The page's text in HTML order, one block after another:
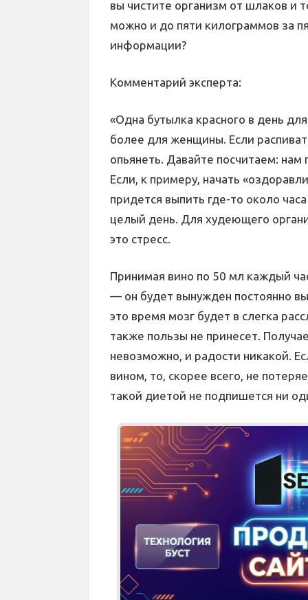
вы чистите организм от шлаков и
можно и до пяти килограммов за
информации?
Комментарий эксперта:
«Одна бутылка красного в день
более для женщины. Если
опьянеть. Давайте посчитаем:
Если, к примеру, начать
придется выпить где-то около
целый день. Для худеющего
это стресс.
Принимая вино по 50 мл каждый
— он будет вынужден постоянно
это время мозг будет в слегка
также пользы не принесет.
невозможно, и радости никакой.
вином, то, скорее всего, не
такой диетой не подпишется ни